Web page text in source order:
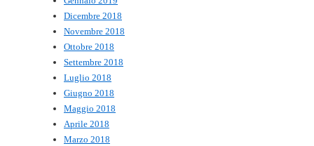
Dicembre 2018
Novembre 2018
Ottobre 2018
Settembre 2018
Luglio 2018
Giugno 2018
Maggio 2018
Aprile 2018
Marzo 2018